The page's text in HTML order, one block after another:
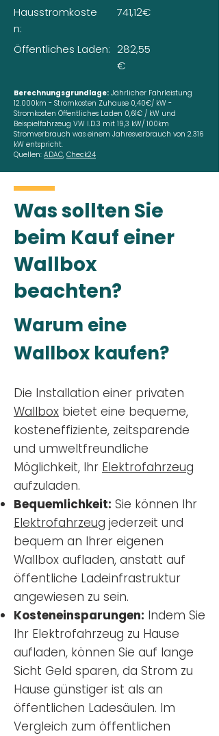
Hausstromkoste
n:
Öffentliches Laden:
741,12€
282,55
€
Berechnungsgrundlage: Jährlicher Fahrleistung
12.000km - Stromkosten Zuhause 0,40€/ kW -
Stromkosten Öffentliches Laden 0,61€ / kW und
Beispielfahrzeug VW I.D.3 mit 19,3 kW/ 100km
Stromverbrauch was einem Jahresverbrauch von 2.316
kW entspricht.
Quellen: ADAC, Check24
Was sollten Sie
beim Kauf einer
Wallbox
beachten?
Warum eine
Wallbox kaufen?
Die Installation einer privaten
Wallbox bietet eine bequeme,
kosteneffiziente, zeitsparende
und umweltfreundliche
Möglichkeit, Ihr Elektrofahrzeug
aufzuladen.
Bequemlichkeit: Sie können Ihr
Elektrofahrzeug jederzeit und
bequem an Ihrer eigenen
Wallbox aufladen, anstatt auf
öffentliche Ladeinfrastruktur
angewiesen zu sein.
Kosteneinsparungen: Indem Sie
Ihr Elektrofahrzeug zu Hause
aufladen, können Sie auf lange
Sicht Geld sparen, da Strom zu
Hause günstiger ist als an
öffentlichen Ladesäulen. Im
Vergleich zum öffentlichen